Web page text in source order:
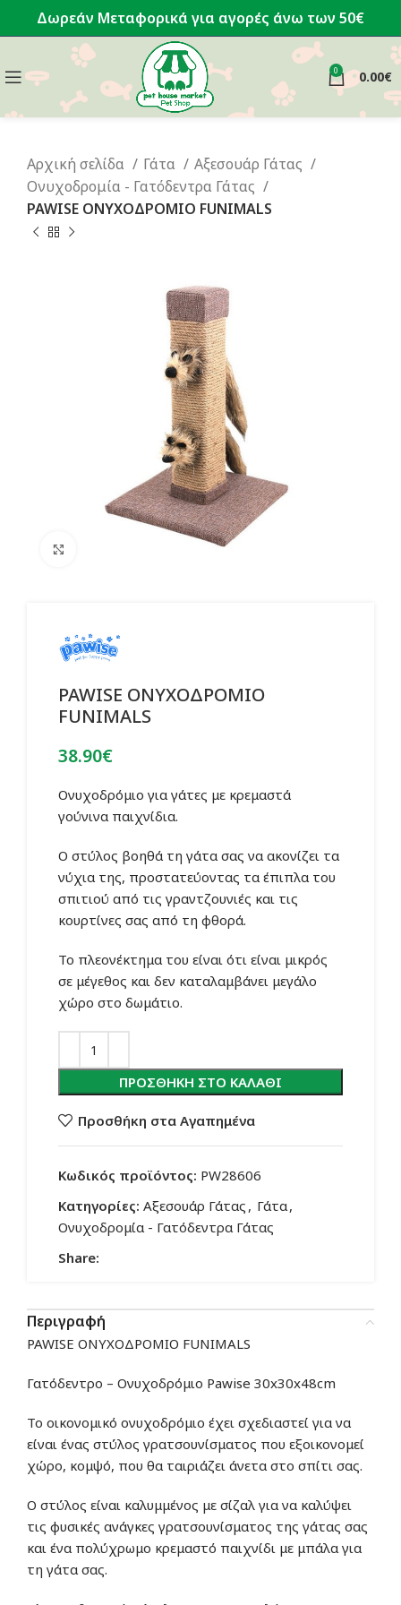
Δωρεάν Μεταφορικά για αγορές άνω των 50€
0 0.00€
Αρχική σελίδα Γάτα
Αξεσουάρ Γάτας
Ονυχοδρομία - Γατόδεντρα Γάτας
PAWISE ΟΝΥΧΟΔΡΟΜΙΟ FUNIMALS
PAWISE ΟΝΥΧΟΔΡΟΜΙΟ
FUNIMALS
38.90€
Ονυχοδρόμιο για γάτες με κρεμαστά
γούνινα παιχνίδια.
Ο στύλος βοηθά τη γάτα σας να ακονίζει τα
νύχια της, προστατεύοντας τα έπιπλα του
σπιτιού από τις γραντζουνιές και τις
κουρτίνες σας από τη φθορά.
Το πλεονέκτημα του είναι ότι είναι μικρός
σε μέγεθος και δεν καταλαμβάνει μεγάλο
χώρο στο δωμάτιο.
ΠΡΟΣΘΉΚΗ ΣΤΟ ΚΑΛΆΘΙ
Προσθήκη στα Αγαπημένα
Κωδικός προϊόντος: PW28606
Κατηγορίες: Αξεσουάρ Γάτας , Γάτα,
Ονυχοδρομία - Γατόδεντρα Γάτας
Share:
Περιγραφή
PAWISE ΟΝΥΧΟΔΡΟΜΙΟ FUNIMALS
Γατόδεντρο – Ονυχοδρόμιο Pawise 30x30x48cm
Το οικονομικό ονυχοδρόμιο έχει σχεδιαστεί για να
είναι ένας στύλος γρατσουνίσματος που εξοικονομεί
χώρο, κομψό, που θα ταιριάζει άνετα στο σπίτι σας.
Ο στύλος είναι καλυμμένος με σίζαλ για να καλύψει
τις φυσικές ανάγκες γρατσουνίσματος της γάτας σας
και ένα πολύχρωμο κρεμαστό παιχνίδι με μπάλα για
τη γάτα σας.